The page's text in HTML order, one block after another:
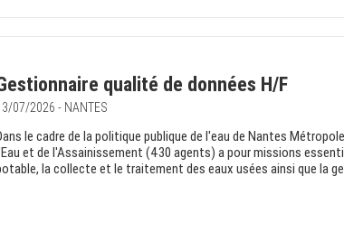
qualité de données H/F
07/2026 - NANTES
le cadre de la politique publique de l'eau de Nantes
et de l'Assainissement (430 agents) a pour missions
la collecte et le traitement des eaux usées ainsi que la